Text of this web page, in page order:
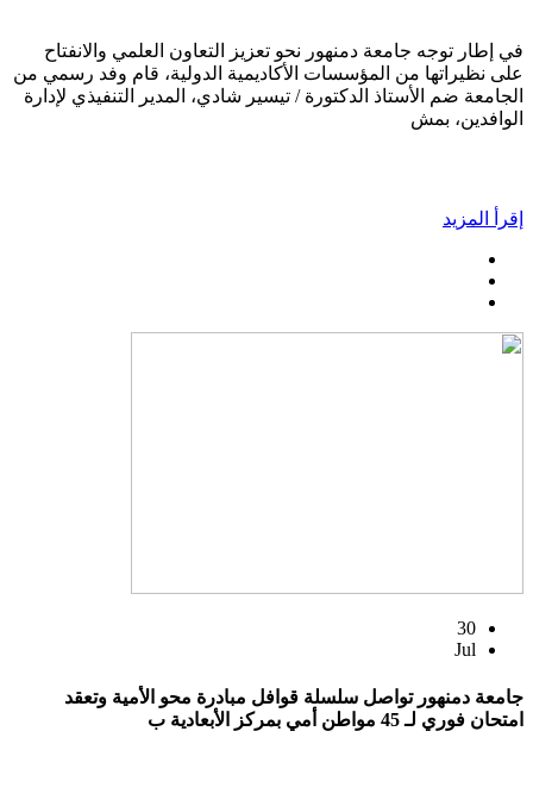
في إطار توجه جامعة دمنهور نحو تعزيز التعاون العلمي والانفتاح
على نظيراتها من المؤسسات الأكاديمية الدولية، قام وفد رسمي من
الجامعة ضم الأستاذ الدكتورة / تيسير شادي، المدير التنفيذي لإدارة
الوافدين، بمش
إقرأ المزيد
30
Jul
جامعة دمنهور تواصل سلسلة قوافل مبادرة محو الأمية وتعقد
امتحان فوري لـ 45 مواطن أمي بمركز الأبعادية ب